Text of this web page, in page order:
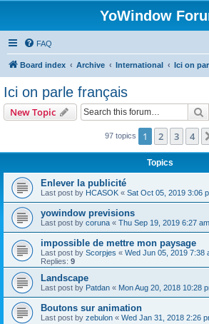
YoWindow
FAQ
Board index Archive International Ici on
Ici on parle français
New Topic
97 topics 1 2 3 4
Topics
Enlever la publicité
Last post by HCASOK « Sat Oct 05, 2019 3:06
yowindow previsions
Last post by coruna « Thu Sep 19, 2019 6:27 am
impossible de mettre mon paysage
Last post by Scorpjes « Wed Jun 05, 2019 7:38
Replies: 9
Landscape
Last post by Patdan « Mon Aug 20, 2018 10:28
Boutons sur animation
Last post by zebulon « Wed Jan 31, 2018 2:26